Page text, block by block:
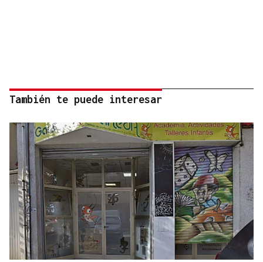
También te puede interesar